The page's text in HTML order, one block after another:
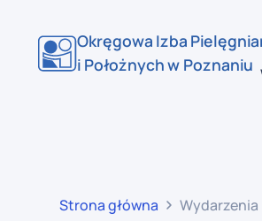
Okręgowa Izba
i Położnych w Poznaniu
Strona główna Wydarzenia